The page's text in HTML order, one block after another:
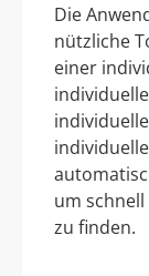
Die
nützliche
einer
um
zu finden.